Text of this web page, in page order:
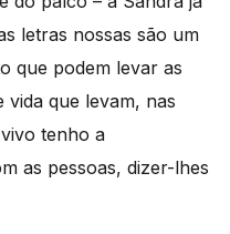
letras nossas são um
que podem levar as
vida que levam, nas
tenho a
as pessoas, dizer-lhes